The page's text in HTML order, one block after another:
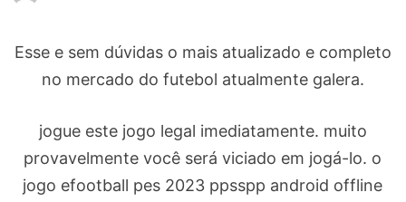
Esse e sem dúvidas o mais atualizado e completo
no mercado do futebol atualmente galera.
jogue este jogo legal imediatamente. muito
provavelmente você será viciado em jogá-lo. o
jogo efootball pes 2023 ppsspp android offline